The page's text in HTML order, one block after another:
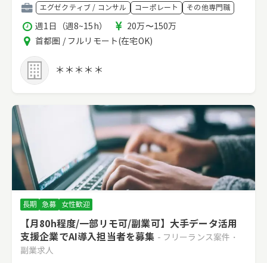
職
種
エグゼクティブ / コンサル コーポレート その他専門職
稼
働
時
間
週1日（週8~15h）
報
酬
20万〜150万
エ
ア
首都圏 / フルリモート(在宅OK)
＊＊＊＊＊
長期 急募 女性歓迎
【月80h程度/一部リモ可/副業可】大手データ活用
支援企業でAI導入担当者を募集 - フリーランス案件・
副業求人